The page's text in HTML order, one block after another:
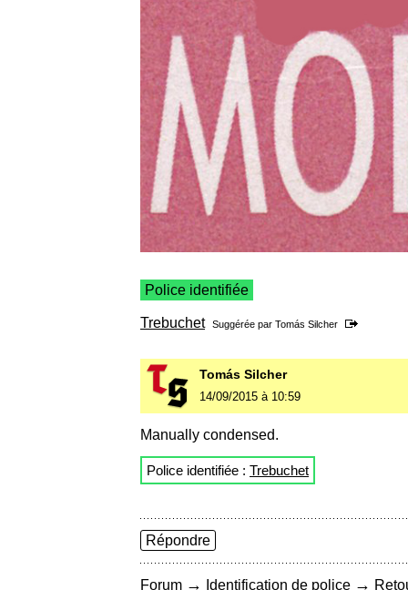
Police identifiée
Trebuchet Suggérée par Tomás Silcher
Tomás Silcher
14/09/2015 à 10:59
Manually condensed.
Police identifiée : Trebuchet
Répondre
Forum → Identification de police →